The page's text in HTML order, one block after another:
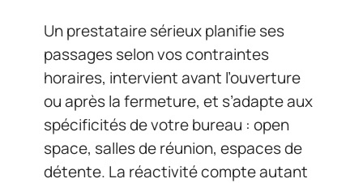
Un prestataire sérieux planifie ses
passages selon vos contraintes
horaires, intervient avant l’ouverture
ou après la fermeture, et s’adapte aux
spécificités de votre bureau : open
space, salles de réunion, espaces de
détente. La réactivité compte autant